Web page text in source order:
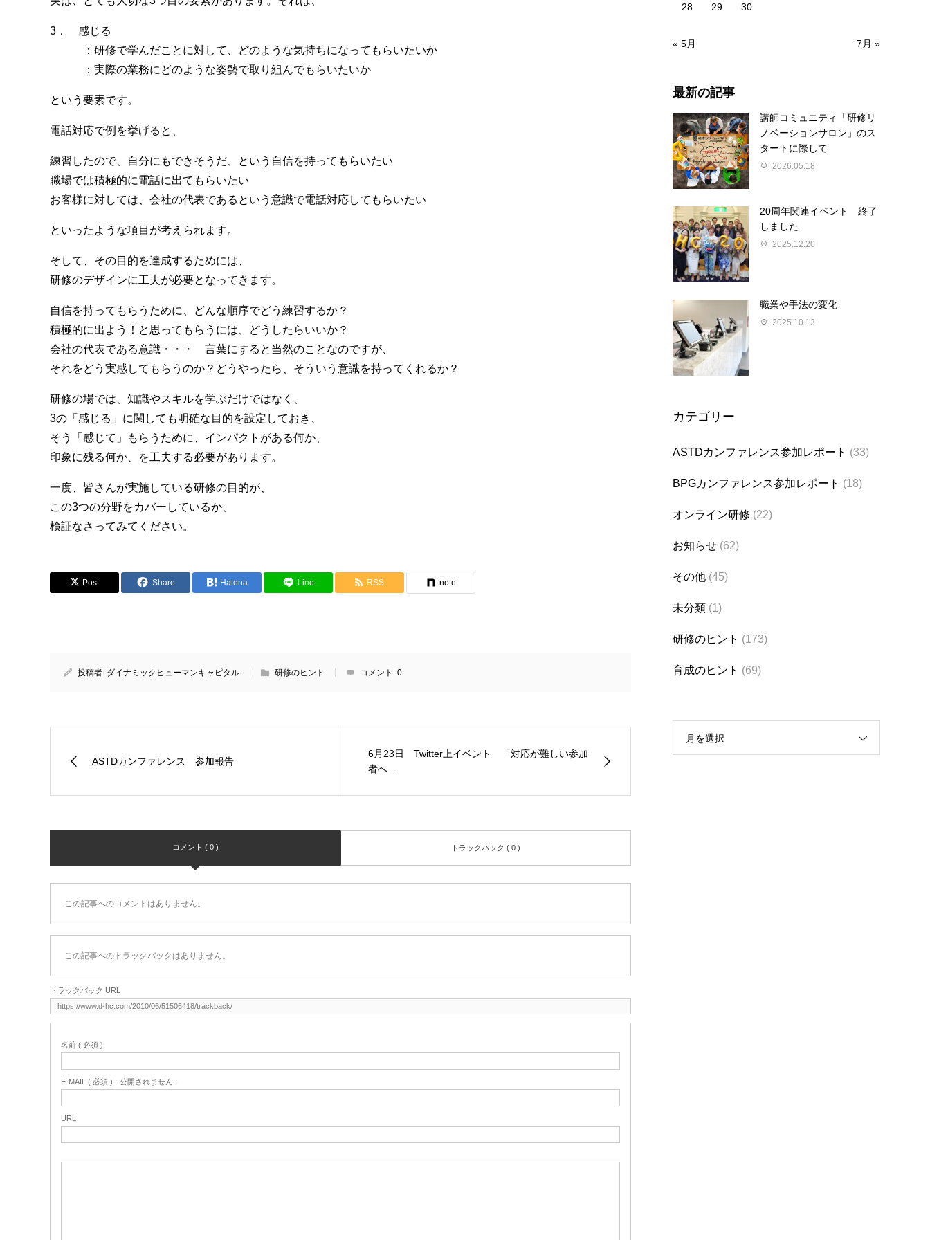
3． 感じる
：研修で学んだことに対して、どのような気持ちになってもらいたいか
：実際の業務にどのような姿勢で取り組んでもらいたいか
という要素です。
電話対応で例を挙げると、
練習したので、自分にもできそうだ、という自信を持ってもらいたい
職場では積極的に電話に出てもらいたい
お客様に対しては、会社の代表であるという意識で電話対応してもらいたい
といったような項目が考えられます。
そして、その目的を達成するためには、
研修のデザインに工夫が必要となってきます。
自信を持ってもらうために、どんな順序でどう練習するか？
積極的に出よう！と思ってもらうには、どうしたらいいか？
会社の代表である意識・・・ 言葉にすると当然のことなのですが、
それをどう実感してもらうのか？どうやったら、そういう意識を持ってくれるか？
研修の場では、知識やスキルを学ぶだけではなく、
3の「感じる」に関しても明確な目的を設定しておき、
そう「感じて」もらうために、インパクトがある何か、
印象に残る何か、を工夫する必要があります。
一度、皆さんが実施している研修の目的が、
この3つの分野をカバーしているか、
検証なさってみてください。
Post Share Hatena Line RSS note
投稿者: ダイナミックヒューマンキャピタル 研修のヒント コメント: 0
ASTDカンファレンス 参加報告
6月23日 Twitter上イベント 「対応が難しい参加
者へ...
コメント ( 0 ) トラックバック ( 0 )
この記事へのコメントはありません。
この記事へのトラックバックはありません。
トラックバック URL
名前 ( 必須 )
E-MAIL ( 必須 ) - 公開されません -
URL
28 29 30
« 5月 7月 »
最新の記事
講師コミュニティ「研修リ
ノベーションサロン」のス
タートに際して
2026.05.18
20周年関連イベント 終了
しました
2025.12.20
職業や手法の変化
2025.10.13
カテゴリー
ASTDカンファレンス参加レポート (33)
BPGカンファレンス参加レポート (18)
オンライン研修 (22)
お知らせ (62)
その他 (45)
未分類 (1)
研修のヒント (173)
育成のヒント (69)
月を選択